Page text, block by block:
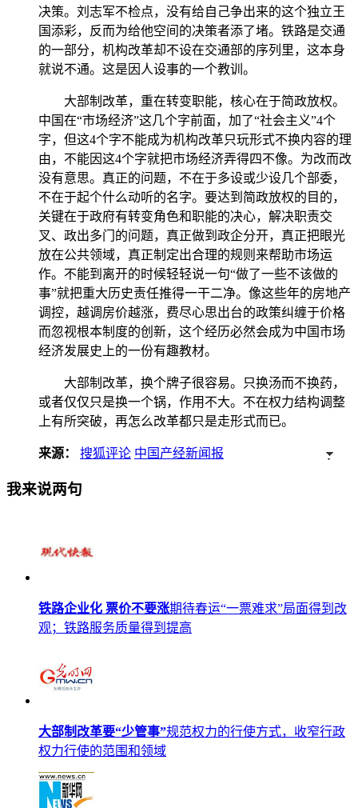
决策。刘志军不检点，没有给自己争出来的这个独立王
国添彩，反而为给他空间的决策者添了堵。铁路是交通
的一部分，机构改革却不设在交通部的序列里，这本身
就说不通。这是因人设事的一个教训。
大部制改革，重在转变职能，核心在于简政放权。
中国在“市场经济”这几个字前面，加了“社会主义”4个
字，但这4个字不能成为机构改革只玩形式不换内容的理
由，不能因这4个字就把市场经济弄得四不像。为改而改
没有意思。真正的问题，不在于多设或少设几个部委，
不在于起个什么动听的名字。要达到简政放权的目的，
关键在于政府有转变角色和职能的决心，解决职责交
叉、政出多门的问题，真正做到政企分开，真正把眼光
放在公共领域，真正制定出合理的规则来帮助市场运
作。不能到离开的时候轻轻说一句“做了一些不该做的
事”就把重大历史责任推得一干二净。像这些年的房地产
调控，越调房价越涨，费尽心思出台的政策纠缠于价格
而忽视根本制度的创新，这个经历必然会成为中国市场
经济发展史上的一份有趣教材。
大部制改革，换个牌子很容易。只换汤而不换药，
或者仅仅只是换一个锅，作用不大。不在权力结构调整
上有所突破，再怎么改革都只是走形式而已。
来源： 搜狐评论 中国产经新闻报
我来说两句
铁路企业化 票价不要涨期待春运“一票难求”局面得到改
观；铁路服务质量得到提高
大部制改革要“少管事”规范权力的行使方式，收窄行政
权力行使的范围和领域